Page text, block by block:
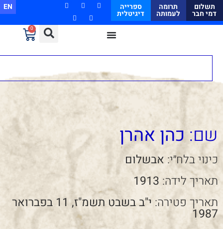
תשלום
דמי חבר
תרומה
לעמותה
ספרייה
דיגיטלית
EN
0
שם:כהן אהרן
כינוי בלח״י: אבשלום
תאריך לידה: 1913
תאריך פטירה:
י"ב בשבט תשמ"ז, 11 בפברואר
1987